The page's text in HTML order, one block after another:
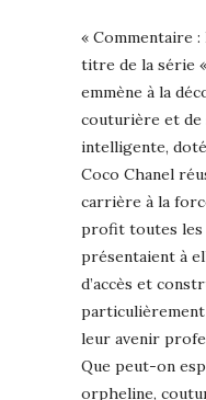
« Commentaire
titre de la série
emmène à la
couturière et de
intelligente,
Coco Chanel
carrière à la
profit toutes les
présentaient à
d’accès et
particulièrement
leur avenir
Que peut-on
orpheline,